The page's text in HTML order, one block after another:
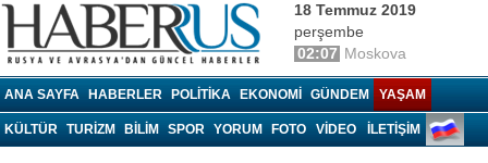
Haberrus.com
18 Temmuz 2019
perşembe
02:07 Moskova
ANA SAYFA HABERLER POLITIKA EKONOMI GÜNDEM YAŞAM
KÜLTÜR TURIZM BILIM SPOR YORUM FOTO VIDEO İLETİŞİM